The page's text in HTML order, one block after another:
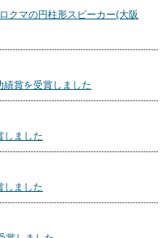
クマの円柱形スピーカー(大阪
賞を受賞しました
しました
しました